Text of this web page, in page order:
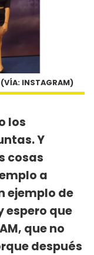
(VÍA: INSTAGRAM)
los
Y
cosas
a
ejemplo de
espero que
que no
después